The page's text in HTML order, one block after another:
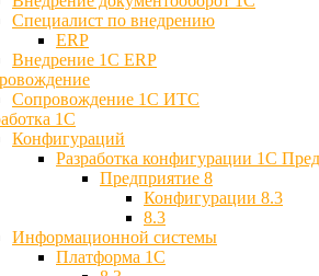
Специалист по внедрению
ERP
Внедрение 1С ERP
Cопровождение 1С ИТС
1C
Конфигураций
Разработка конфигурации 1С
Предприятие 8
Конфигурации 8.3
8.3
Информационной системы
Платформа 1С